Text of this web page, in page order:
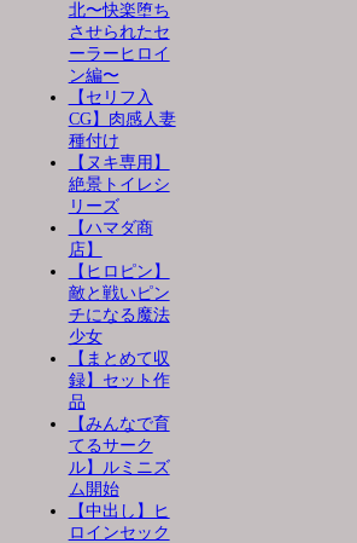
北〜快楽堕ち
させられたセ
ーラーヒロイ
ン編〜
【セリフ入
CG】肉感人妻
種付け
【ヌキ専用】
絶景トイレシ
リーズ
【ハマダ商
店】
【ヒロピン】
敵と戦いピン
チになる魔法
少女
【まとめて収
録】セット作
品
【みんなで育
てるサーク
ル】ルミニズ
ム開始
【中出し】ヒ
ロインセック